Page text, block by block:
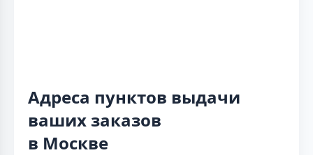
Адреса пунктов выдачи
ваших заказов
в Москве